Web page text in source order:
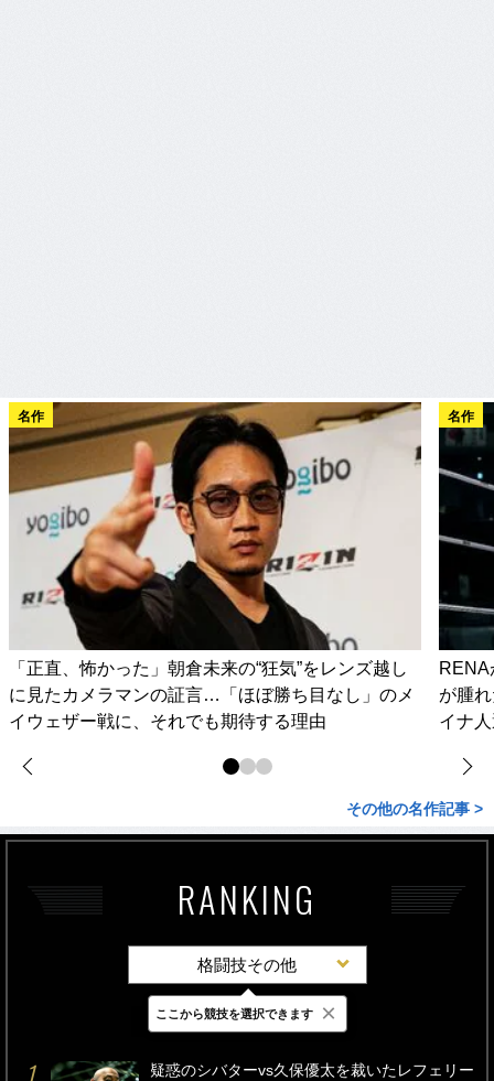
名作
「正直、怖かった」朝倉未来の“狂気”をレンズ越し
に見たカメラマンの証言…「ほぼ勝ち目なし」のメ
イウェザー戦に、それでも期待する理由
名作
RENA
が腫
イナ
その他の名作記事 >
RANKING
格闘技その他
最新 24時間 週間
疑惑のシバターvs久保優太を裁いたレフェリー
ここから競技を選択できます ×